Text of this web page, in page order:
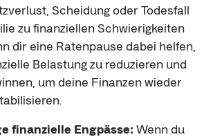
Scheidung oder Todesfall
zu finanziellen Schwierigkeiten
dir eine Ratenpause dabei helfen,
Belastung zu reduzieren und
um deine Finanzen wieder
finanzielle Engpässe: Wenn du